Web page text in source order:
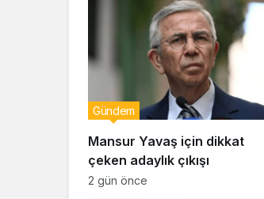
Mansur Yavaş için dikkat
çeken adaylık çıkışı
Gündem
2 gün önce